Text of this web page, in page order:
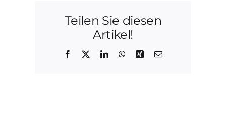
Teilen Sie diesen
Artikel!
Facebook LinkedInWhatsApp
XingE-